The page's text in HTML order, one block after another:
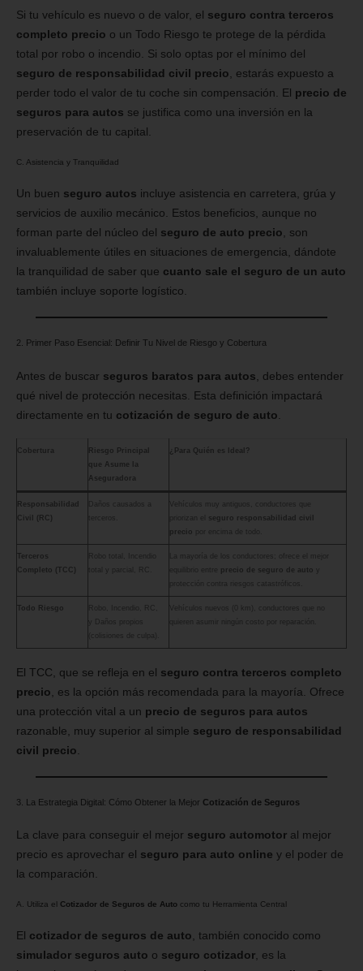
Si tu vehículo es nuevo o de valor, el seguro contra terceros
completo precio o un Todo Riesgo te protege de la pérdida
total por robo o incendio. Si solo optas por el mínimo del
seguro de responsabilidad civil precio, estarás expuesto a
perder todo el valor de tu coche sin compensación. El precio de
seguros para autos se justifica como una inversión en la
preservación de tu capital.
C. Asistencia y Tranquilidad
Un buen seguro autos incluye asistencia en carretera, grúa y
servicios de auxilio mecánico. Estos beneficios, aunque no
forman parte del núcleo del seguro de auto precio, son
invaluablemente útiles en situaciones de emergencia, dándote
la tranquilidad de saber que cuanto sale el seguro de un auto
también incluye soporte logístico.
2. Primer Paso Esencial: Definir Tu Nivel de Riesgo y Cobertura
Antes de buscar seguros baratos para autos , debes entender
qué nivel de protección necesitas. Esta definición impactará
directamente en tu cotización de seguro de auto
Cobertura
Riesgo Principal
que Asume la
Aseguradora
¿Para Quién es Ideal?
Responsabilidad
Civil (RC)
priorizan el
seguro responsabilidad civil
precio
Terceros
Completo (TCC)
precio de seguro de auto
Todo Riesgo
El TCC, que se refleja en el seguro contra terceros completo
precio , es la opción más recomendada para la mayoría. Ofrece
una protección vital a un precio de seguros para autos
razonable, muy superior al simple seguro de responsabilidad
civil precio
3. La Estrategia Digital: Cómo Obtener la Mejor Cotización de Seguros
La clave para conseguir el mejor seguro automotor al mejor
precio es aprovechar el seguro para auto online y el poder de
la comparación.
A. Utiliza el Cotizador de Seguros de Auto como tu Herramienta Central
El cotizador de seguros de auto, también conocido como
simulador seguros auto o seguro cotizador, es la